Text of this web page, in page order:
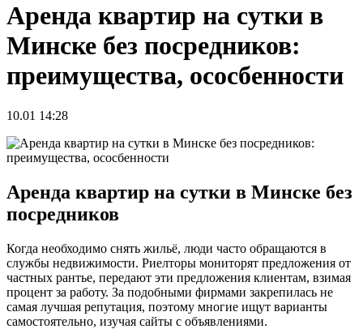
Аренда квартир на сутки в
Минске без посредников:
преимущества, ососбенности
10.01 14:28
Аренда квартир на сутки в Минске без
посредников
Когда необходимо снять жильё, люди часто обращаются в
службы недвижимости. Риелторы мониторят предложения от
частных рантье, передают эти предложения клиентам, взимая
процент за работу. За подобными фирмами закрепилась не
самая лучшая репутация, поэтому многие ищут варианты
самостоятельно, изучая сайты с объявлениями.